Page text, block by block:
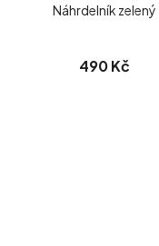
Náhrdelník zelený
490 Kč